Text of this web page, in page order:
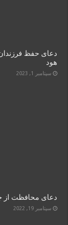
دعای حفظ
هود
سپتامبر 1, 2023
دعای محافظت از
سپتامبر 19, 2022